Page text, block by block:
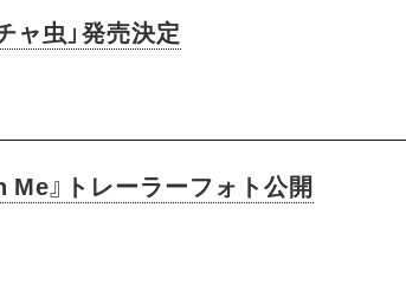
ャ虫」発売決定
Me』トレーラーフォト公開